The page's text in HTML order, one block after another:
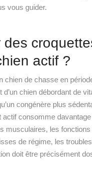
vous guider.
actif ?
chien de chasse en
chien débordant de
congénère plus
consomme davantage
musculaires, les
de régime, les
doit être précisément